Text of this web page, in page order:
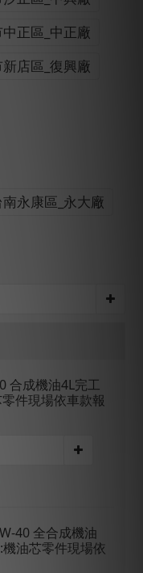
正區_中正廠
店區_復興廠
南永康區_永大廠
合成機油4L完工
件現場依車款報
40 全合成機油
油芯零件現場依